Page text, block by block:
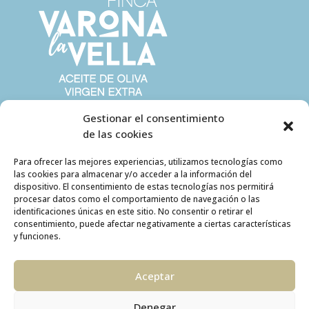
Gestionar el consentimiento
de las cookies
Para ofrecer las mejores experiencias, utilizamos tecnologías como
las cookies para almacenar y/o acceder a la información del
dispositivo. El consentimiento de estas tecnologías nos permitirá
procesar datos como el comportamiento de navegación o las
identificaciones únicas en este sitio. No consentir o retirar el
consentimiento, puede afectar negativamente a ciertas características
y funciones.
Aceptar